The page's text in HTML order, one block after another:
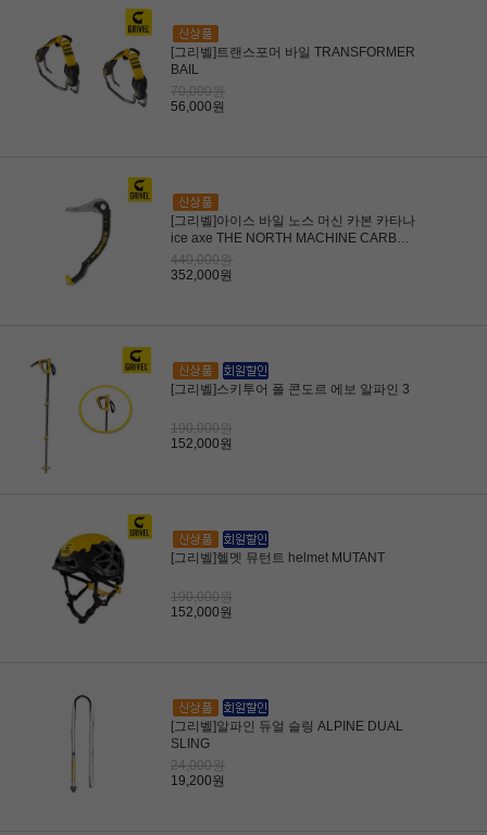
[그리벨]트랜스포머 바일 TRANSFORMER
BAIL
70,000원
56,000원
[그리벨]아이스 바일 노스 머신 카본 카타나
ice axe THE NORTH MACHINE CARBON
Katana
440,000원
352,000원
[그리벨]스키투어 폴 콘도르 에보 알파인 3
190,000원
152,000원
[그리벨]헬멧 뮤턴트 helmet MUTANT
190,000원
152,000원
[그리벨]알파인 듀얼 슬링 ALPINE DUAL
SLING
24,000원
19,200원